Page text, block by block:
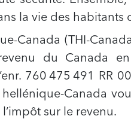
la vie des habitants
Canada (THI-
du Canada
760 475 491 RR
hellénique-Canada
sur le revenu.